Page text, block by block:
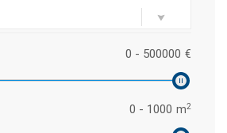
€
0 - 500000
m2
0 - 1000